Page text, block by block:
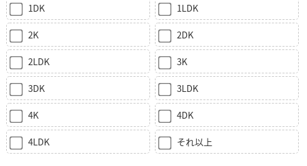
1DK 1LDK
2K 2DK
2LDK 3K
3DK 3LDK
4K 4DK
4LDK それ以上